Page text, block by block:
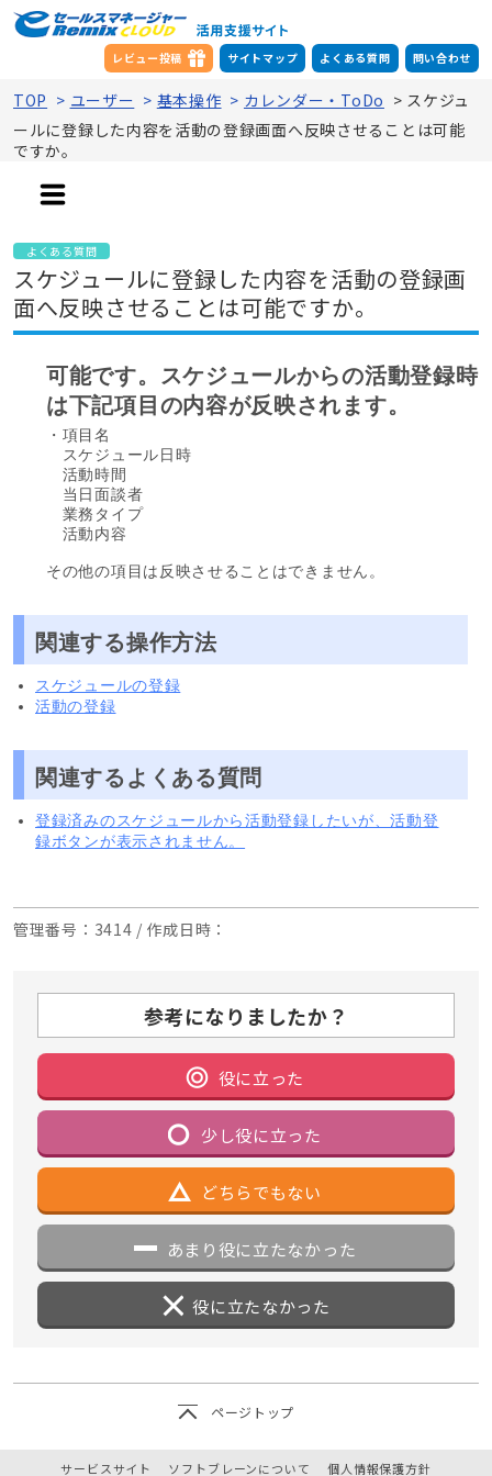
レビュー投稿 サイトマップ よくある質問 問い合わせ
TOP > ユーザー > 基本操作 > カレンダー・ToDo > スケジュ
ールに登録した内容を活動の登録画面へ反映させることは可能
ですか。
よくある質問
スケジュールに登録した内容を活動の登録画
面へ反映させることは可能ですか。
可能です。スケジュールからの活動登録時
は下記項目の内容が反映されます。
・項目名
スケジュール日時
活動時間
当日面談者
業務タイプ
活動内容
その他の項目は反映させることはできません。
関連する操作方法
スケジュールの登録
活動の登録
関連するよくある質問
登録済みのスケジュールから活動登録したいが、活動登
録ボタンが表示されません。
管理番号 ：3414 / 作成日時 ：
参考になりましたか？
役に立った
少し役に立った
どちらでもない
あまり役に立たなかった
役に立たなかった
ページトップ
サービスサイト ソフトブレーンについて 個人情報保護方針